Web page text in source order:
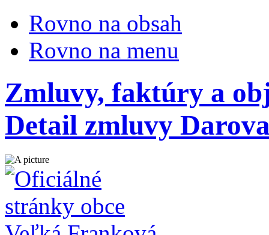
Rovno na obsah
Rovno na menu
Zmluvy, faktúry a
Detail zmluvy